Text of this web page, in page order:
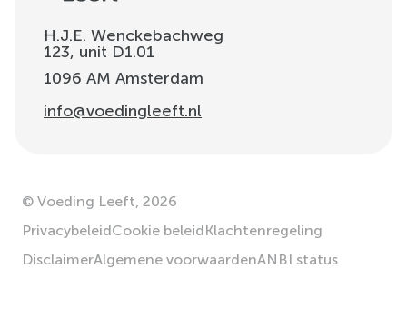
H.J.E. Wenckebachweg
123, unit D1.01
1096 AM Amsterdam
info@voedingleeft.nl
© Voeding Leeft 2026
PrivacybeleidCookie beleidKlachtenregeling
DisclaimerAlgemene voorwaardenANBI status